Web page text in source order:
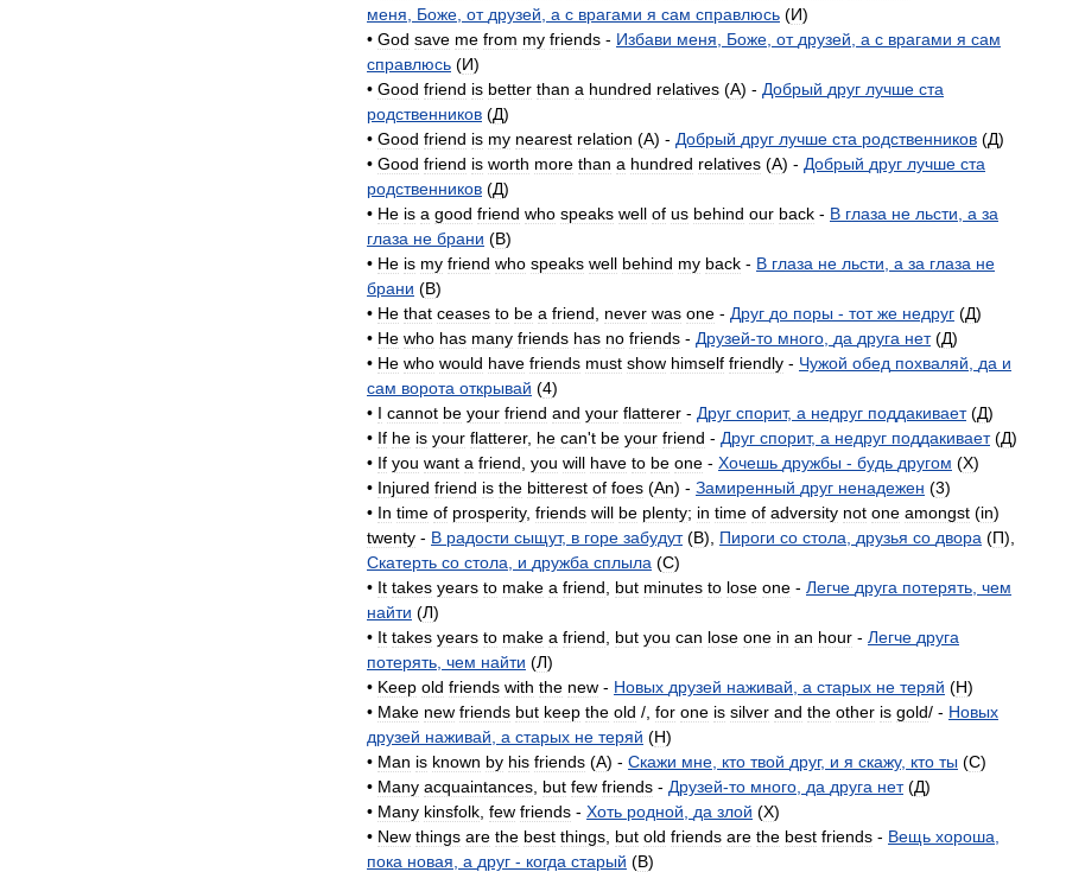
меня
Боже от друзей а с врагами я сам справлюсь (И)
• God save me from my friends - Избави меня Боже от друзей а с врагами я сам
справлюсь (И)
• Good friend is better than a hundred relatives (A) - Добрый друг лучше ста
родственников (Д)
• Good friend is my nearest relation (A) - Добрый друг лучше ста родственников (Д)
• Good friend is worth more than a hundred relatives (A) - Добрый друг лучше ста
родственников (Д)
• He is a good friend who speaks well of us behind our back - В глаза не льсти а за
глаза не брани (B)
• He is my friend who speaks well behind my back - В глаза не льсти а за глаза не
брани (B)
• He that ceases to be a friend never was one - Друг до поры - тот же недруг (Д)
• He who has many friends has no friends - Друзей-то много да друга нет(Д)
• He who would have friends must show himself friendly - Чужой обед похваляй да и
сам ворота открывай (4)
• I cannot be your friend and your flatterer - Друг спорит, а недруг поддакивает(Д)
• If he is your flatterer, he can't be your friend - Друг спорит, а недруг поддакивает(Д)
• If you want a friend you will have to be one - Хочешь дружбы - будь другом (X)
• Injured friend is the bitterest of foes (An) - Замиренный друг ненадежен (3)
• In time of prosperity, friends will be plenty; in time of adversity not one amongst (in)
twenty - В радости сыщут, в горе забудут(B), Пироги со стола друзья со двора (П),
Скатерть со стола и дружба сплыла (C)
• It takes years to make a friend but minutes to lose one - Легче друга потерять чем
найти (Л)
• It takes years to make a friend but you can lose one in an hour - Легче друга
потерять чем найти (Л)
• Keep old friends with the new - Новых друзей наживай а старых не теряй (H)
• Make new friends but keep the old /, for one is silver and the other is gold/ - Новых
друзей наживай а старых не теряй (H)
• Man is known by his friends (A) - Скажи мне кто твой друг, и я скажу, кто ты (C)
• Many acquaintances but few friends - Друзей-то много да друга нет(Д)
• Many kinsfolk few friends - Хоть родной да злой (X)
• New things are the best things but old friends are the best friends - Вещь хороша
пока новая а друг - когда старый (B)